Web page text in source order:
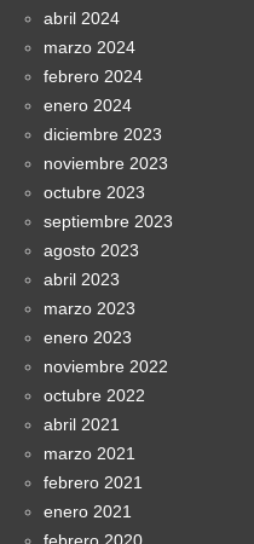
abril 2024
marzo 2024
febrero 2024
enero 2024
diciembre 2023
noviembre 2023
octubre 2023
septiembre 2023
agosto 2023
abril 2023
marzo 2023
enero 2023
noviembre 2022
octubre 2022
abril 2021
marzo 2021
febrero 2021
enero 2021